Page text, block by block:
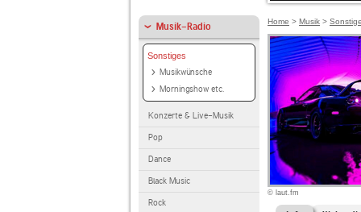
Musik-Radio
Sonstiges
Musikwünsche
Morningshow etc.
Konzerte & Live-Musik
Pop
Dance
Black Music
Rock
Home > Musik >
© laut.fm